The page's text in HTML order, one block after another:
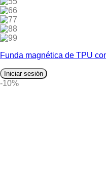
6
7
8
9
Funda magnética de TPU
Iniciar sesión
-10%